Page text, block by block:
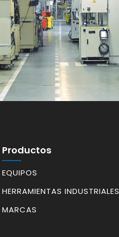
Productos
EQUIPOS
HERRAMIENTAS INDUSTRIALES
MARCAS